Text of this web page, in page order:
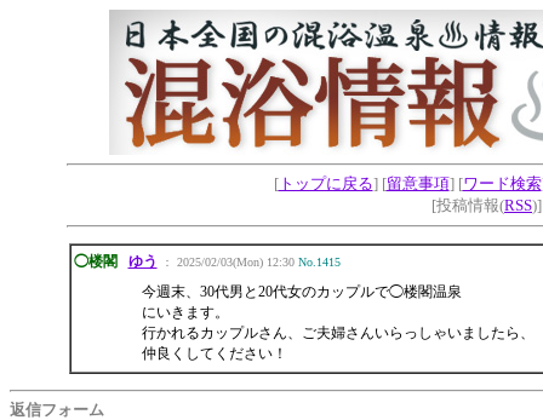
[トップに戻る] [留意事項] [ワード検索
[投稿情報(RSS
◯楼閣 ゆう ： 2025/02/03(Mon) 12:30 No.1415
今週末、30代男と20代女のカップルで◯楼閣温泉
にいきます。
行かれるカップルさん、ご夫婦さんいらっしゃいましたら、
仲良くしてください！
返信フォーム